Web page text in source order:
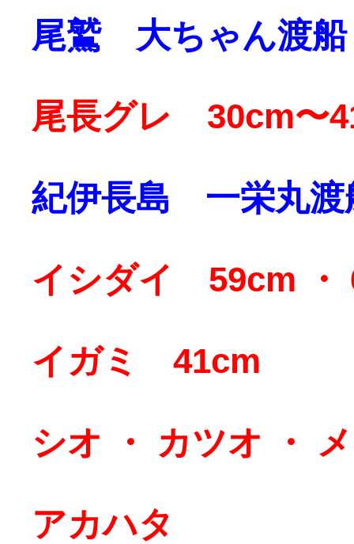
尾鷲 大ちゃん渡船
尾長グレ 30cm〜
紀伊長島 一栄丸渡
イシダイ 59cm ・
イガミ 41cm
シオ ・ カツオ ・
アカハタ